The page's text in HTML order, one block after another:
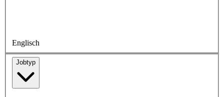
Englisch
Jobtyp